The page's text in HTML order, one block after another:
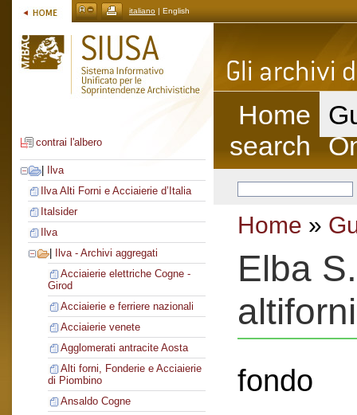
italiano | English
contrai l'albero
Ilva
Ilva Alti Forni e Acciaierie d’Italia
Italsider
Ilva
Ilva - Archivi aggregati
Acciaierie elettriche Cogne -
Girod
Acciaierie e ferriere nazionali
Acciaierie venete
Agglomerati antracite Aosta
Alti forni, Fonderie e Acciaierie
di Piombino
Ansaldo Cogne
Home
search
Home »
Elba
altiforni
fondo